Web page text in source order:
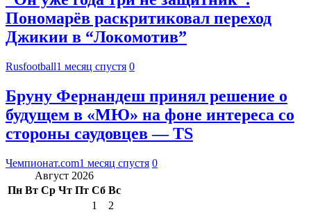
Пономарёв раскритиковал переход
Джикии в “Локомотив”
Rusfootball1 месяц спустя 0
Бруну Фернандеш принял решение о
будущем в «МЮ» на фоне интереса со
стороны саудовцев — TS
Чемпионат.com1 месяц спустя 0
Август 2026
Пн Вт Ср Чт Пт Сб Вс
1
2